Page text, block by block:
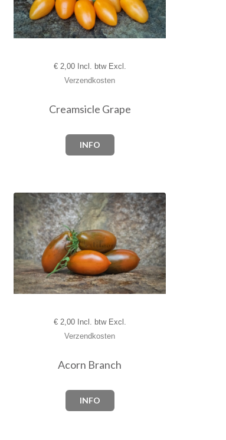
€2,00 Incl. btw Excl.
Verzendkosten
Creamsicle Grape
INFO
€2,00 Incl. btw Excl.
Verzendkosten
Acorn Branch
INFO